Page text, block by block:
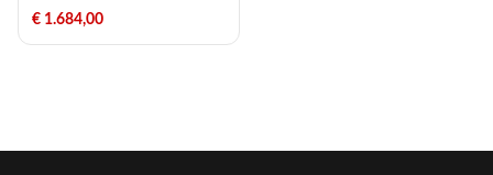
€ 1.684,00